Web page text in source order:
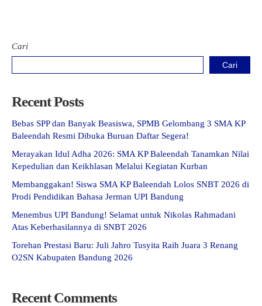
Cari
Cari
Recent Posts
Bebas SPP dan Banyak Beasiswa, SPMB Gelombang 3 SMA KP
Baleendah Resmi Dibuka Buruan Daftar Segera!
Merayakan Idul Adha 2026: SMA KP Baleendah Tanamkan Nilai
Kepedulian dan Keikhlasan Melalui Kegiatan Kurban
Membanggakan! Siswa SMA KP Baleendah Lolos SNBT 2026 di
Prodi Pendidikan Bahasa Jerman UPI Bandung
Menembus UPI Bandung! Selamat untuk Nikolas Rahmadani
Atas Keberhasilannya di SNBT 2026
Torehan Prestasi Baru: Juli Jahro Tusyita Raih Juara 3 Renang
O2SN Kabupaten Bandung 2026
Recent Comments